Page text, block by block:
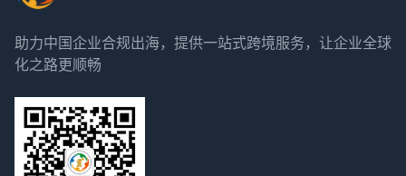
助力中国企业合规出海，提供一站式跨境服务，让企业全球
化之路更顺畅